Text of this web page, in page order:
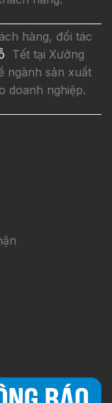
hàng, đối tác
Tết tại Xưởng
ngành sản xuất
doanh nghiệp.